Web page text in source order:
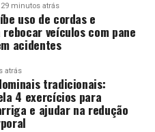
29 minutos atrás
uso de cordas e
veículos com pane
acidentes
atrás
tradicionais:
4 exercícios para
e ajudar na redução